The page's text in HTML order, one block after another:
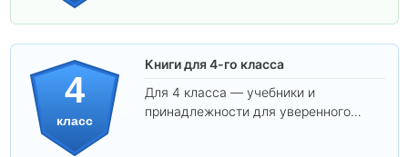
4
класс
Книги для 4-го класса
Для 4 класса — учебники и
принадлежности для уверенного